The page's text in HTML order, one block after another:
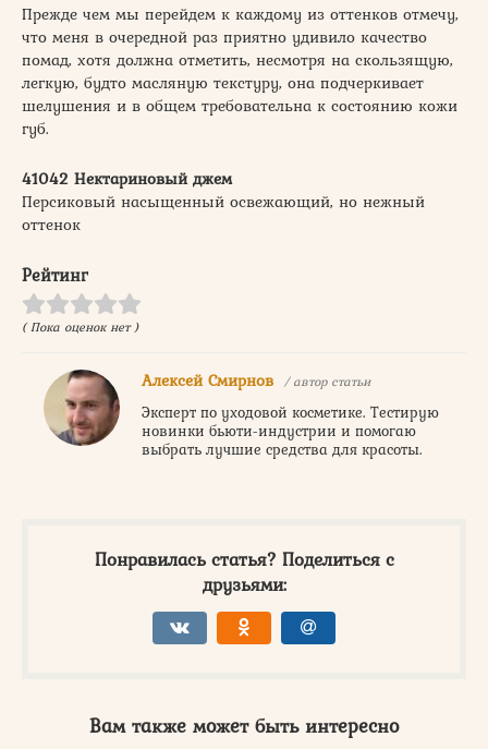
Прежде чем мы перейдем к каждому из оттенков отмечу,
что меня в очередной раз приятно удивило качество
помад, хотя должна отметить, несмотря на скользящую,
легкую, будто масляную текстуру, она подчеркивает
шелушения и в общем требовательна к состоянию кожи
губ.
41042 Нектариновый джем
Персиковый насыщенный освежающий, но нежный
оттенок
Рейтинг
( Пока оценок нет )
Алексей Смирнов / автор статьи
Эксперт по уходовой косметике. Тестирую
новинки бьюти-индустрии и помогаю
выбрать лучшие средства для красоты.
Понравилась статья? Поделиться с
друзьями:
Вам также может быть интересно